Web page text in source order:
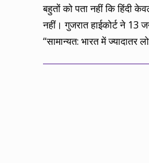
बहुतों को पता नहीं कि हिंदी
नहीं। गुजरात हाईकोर्ट ने
“सामान्यत: भारत में ज्यादातर